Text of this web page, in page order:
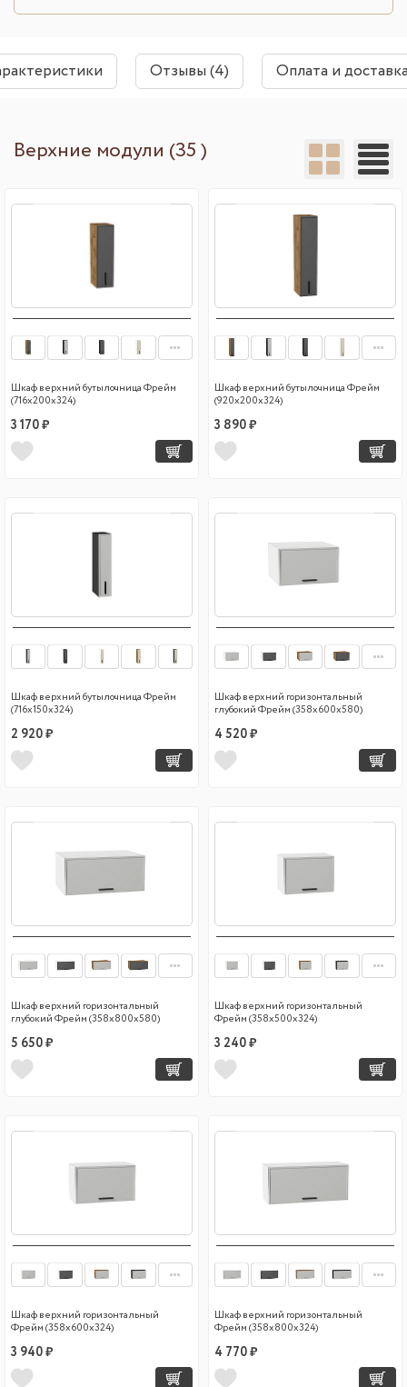
Отзывы (4) Оплата и
Верхние модули (35 )
Шкаф верхний бутылочница Фрейм
(716х200х324)
3 170 ₽
Шкаф верхний бутылочница Фрейм
(920х200х324)
3 890 ₽
Шкаф верхний бутылочница Фрейм
(716х150х324)
2 920 ₽
Шкаф верхний горизонтальный
глубокий Фрейм (358х600х580)
4 520 ₽
Шкаф верхний горизонтальный
глубокий Фрейм (358х800х580)
5 650 ₽
Шкаф верхний горизонтальный
Фрейм (358х500х324)
3 240 ₽
Шкаф верхний горизонтальный
Фрейм (358х600х324)
3 940 ₽
Шкаф верхний горизонтальный
Фрейм (358х800х324)
4 770 ₽